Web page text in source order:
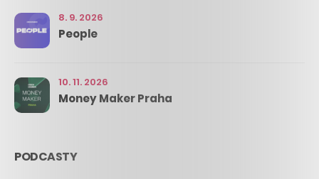
8. 9. 2026
People
10. 11. 2026
Money Maker Praha
PODCASTY